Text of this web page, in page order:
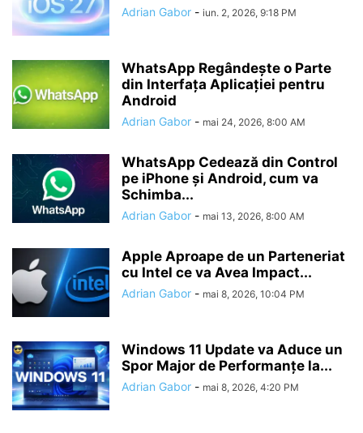
Adrian Gabor - iun. 2, 2026, 9:18 PM
WhatsApp Regândește o Parte
din Interfața Aplicației pentru
Android
Adrian Gabor - mai 24, 2026, 8:00 AM
WhatsApp Cedează din Control
pe iPhone și Android, cum va
Schimba...
Adrian Gabor - mai 13, 2026, 8:00 AM
Apple Aproape de un Parteneriat
cu Intel ce va Avea Impact...
Adrian Gabor - mai 8, 2026, 10:04 PM
Windows 11 Update va Aduce un
Spor Major de Performanțe la...
Adrian Gabor - mai 8, 2026, 4:20 PM